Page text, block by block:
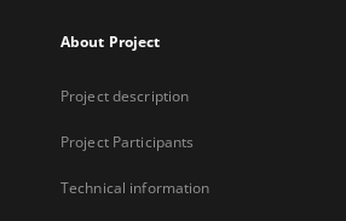
About Project
Project description
Project Participants
Technical information